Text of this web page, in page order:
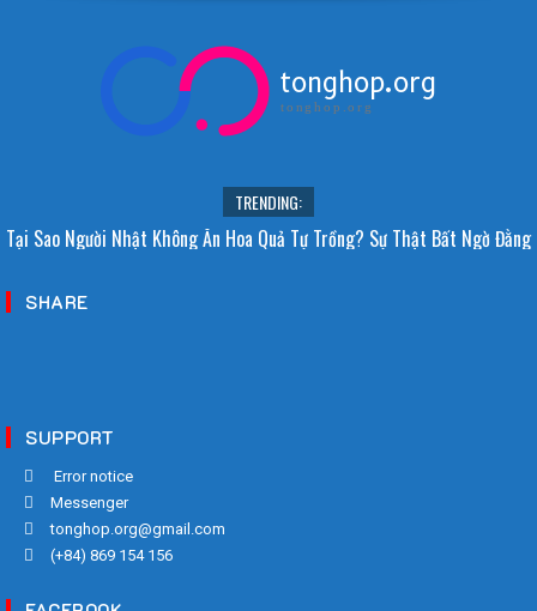
tonghop.org
tonghop.org
TRENDING:
Tại Sao Người Nhật Không Ăn Hoa Quả Tự Trồng? Sự Thật Bất Ngờ Đằng
SHARE
SUPPORT
Error notice
Messenger
tonghop.org@gmail.com
(+84) 869 154 156